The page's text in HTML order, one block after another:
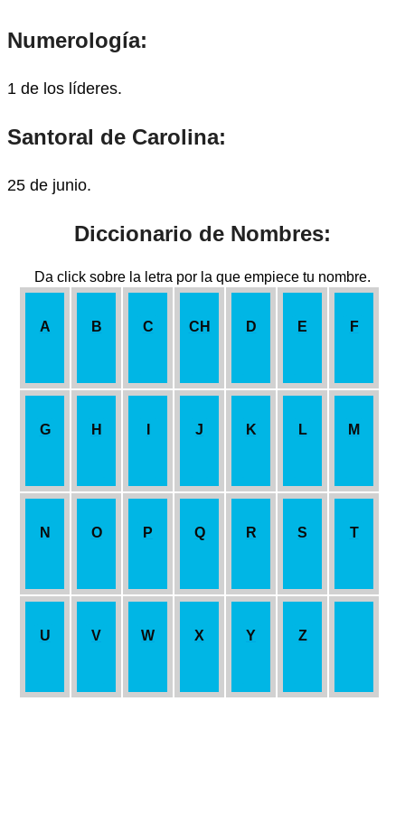
Numerología:
1 de los líderes.
Santoral de Carolina:
25 de junio.
Diccionario de Nombres:
Da click sobre la letra por la que empiece tu nombre.
A B C CH D E F
G H J K L M
N O P Q R S T
U V W X Y Z